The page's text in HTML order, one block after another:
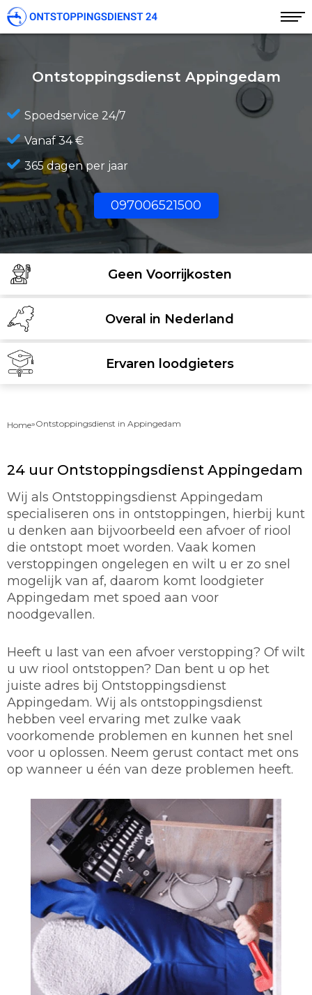
Ontstoppingsdienst Appingedam
Spoedservice 24/7
Vanaf 34 €
365 dagen per jaar
097006521500
Geen Voorrijkosten
Overal in Nederland
Ervaren loodgieters
Home»Ontstoppingsdienst in Appingedam
24 uur Ontstoppingsdienst Appingedam
Wij als Ontstoppingsdienst Appingedam
specialiseren ons in ontstoppingen, hierbij kunt
u denken aan bijvoorbeeld een afvoer of riool
die ontstopt moet worden. Vaak komen
verstoppingen ongelegen en wilt u er zo snel
mogelijk van af, daarom komt loodgieter
Appingedam met spoed aan voor
noodgevallen.
Heeft u last van een afvoer verstopping? Of wilt
u uw riool ontstoppen? Dan bent u op het
juiste adres bij Ontstoppingsdienst
Appingedam. Wij als ontstoppingsdienst
hebben veel ervaring met zulke vaak
voorkomende problemen en kunnen het snel
voor u oplossen. Neem gerust contact met ons
op wanneer u één van deze problemen heeft.